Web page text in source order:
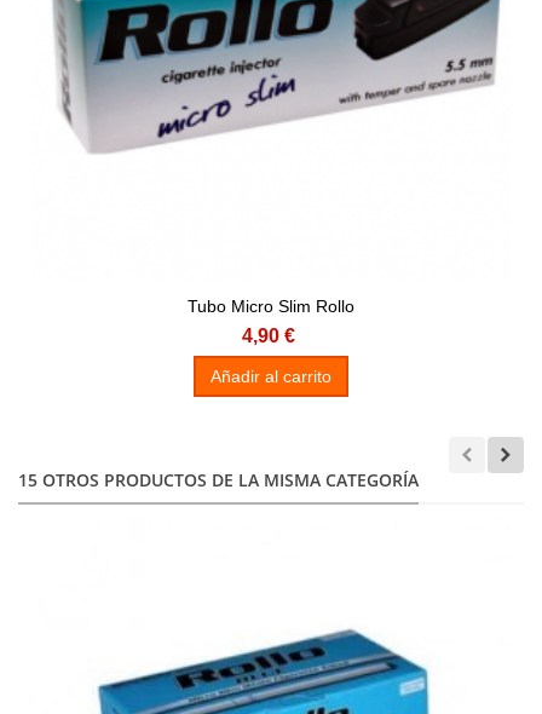
Tubo Micro Slim Rollo
4,90 €
Añadir al carrito
15 OTROS PRODUCTOS DE LA MISMA CATEGORÍA